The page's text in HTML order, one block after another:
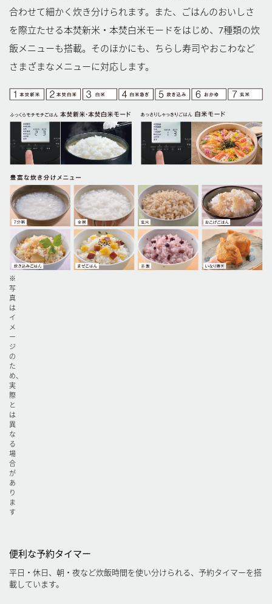
※
写
真
は
イ
メ
ー
ジ
の
た
め、
実
際
と
は
異
な
る
場
合
が
あ
り
ま
す
合わせて細かく炊き分けられます。また、ごはんのおいしさ
を際立たせる本焚新米・本焚白米モードをはじめ、7種類の炊
飯メニューも搭載。そのほかにも、ちらし寿司やおこわなど
さまざまなメニューに対応します。
便利な予約タイマー
平日・休日、朝・夜など炊飯時間を使い分けられる、予約タイマーを搭
載しています。